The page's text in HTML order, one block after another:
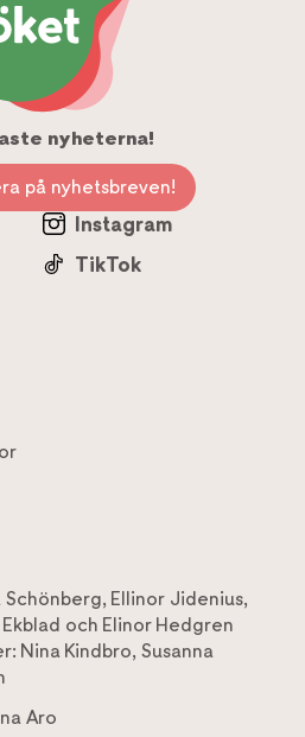
nyheterna!
på nyhetsbreven!
Instagram
TikTok
Schönberg, Ellinor Jidenius,
och Elinor Hedgren
Nina Kindbro, Susanna
Aro